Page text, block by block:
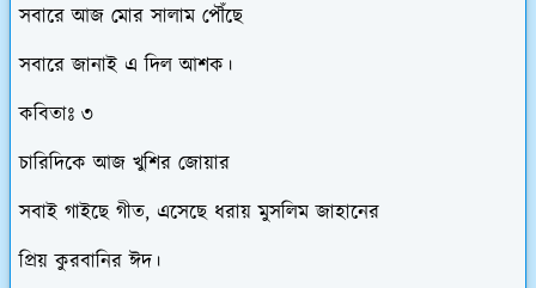
সবারে আজ মোর সালাম পৌঁছে
সবারে জানাই এ দিল আশক।
কবিতাঃ ৩
চারিদিকে আজ খুশির জোয়ার
সবাই গাইছে গীত, এসেছে ধরায় মুসলিম জাহানের
প্রিয় কুরবানির ঈদ।